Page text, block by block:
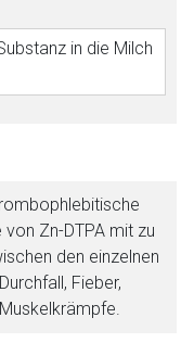
in die Milch
Zn-DTPA mit zu
den einzelnen
Fieber,